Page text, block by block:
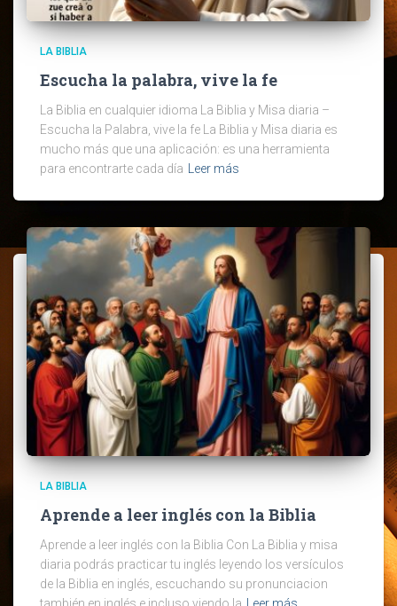
LA BIBLIA
Escucha la palabra, vive la fe
La Biblia en cualquier idioma La Biblia y Misa diaria –
Escucha la Palabra, vive la fe La Biblia y Misa diaria es
mucho más que una aplicación: es una herramienta
para encontrarte cada día
Leer más
LA BIBLIA
Aprende a leer inglés con la Biblia
Aprende a leer inglés con la Biblia Con La Biblia y misa
diaria podrás practicar tu inglés leyendo los versículos
de la Biblia en inglés, escuchando su pronunciacion